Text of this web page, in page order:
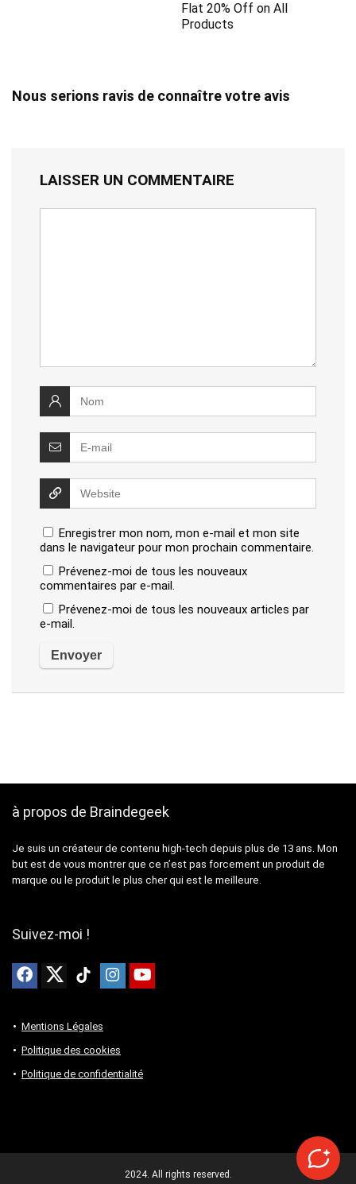
Flat 20% Off on All
Products
Nous serions ravis de connaître votre avis
LAISSER UN COMMENTAIRE
Enregistrer mon nom, mon e-mail et mon site
dans le navigateur pour mon prochain commentaire.
Prévenez-moi de tous les nouveaux
commentaires par e-mail.
Prévenez-moi de tous les nouveaux articles par
e-mail.
à propos de Braindegeek
Je suis un créateur de contenu high-tech depuis plus de 13 ans. Mon
but est de vous montrer que ce n’est pas forcement un produit de
marque ou le produit le plus cher qui est le meilleure.
Suivez-moi !
Mentions Légales
Politique des cookies
Politique de confidentialité
2024. All rights reserved.